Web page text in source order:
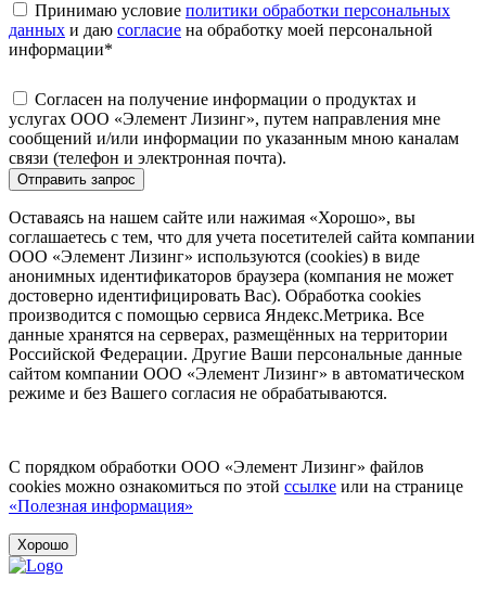
Принимаю условие политики обработки персональных
данных и даю согласие на обработку моей персональной
информации*
Согласен на получение информации о продуктах и
услугах ООО «Элемент Лизинг», путем направления мне
сообщений и/или информации по указанным мною каналам
связи (телефон и электронная почта).
Отправить запрос
Оставаясь на нашем сайте или нажимая «Хорошо», вы
соглашаетесь с тем, что для учета посетителей сайта компании
ООО «Элемент Лизинг» используются (cookies) в виде
анонимных идентификаторов браузера (компания не может
достоверно идентифицировать Вас). Обработка cookies
производится с помощью сервиса Яндекс.Метрика. Все
данные хранятся на серверах, размещённых на территории
Российской Федерации. Другие Ваши персональные данные
сайтом компании ООО «Элемент Лизинг» в автоматическом
режиме и без Вашего согласия не обрабатываются.
С порядком обработки ООО «Элемент Лизинг» файлов
cookies можно ознакомиться по этой ссылке или на странице
«Полезная информация»
Хорошо